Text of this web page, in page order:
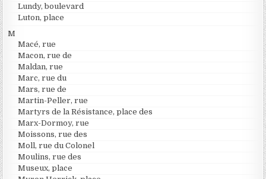
Lundy, boulevard
Luton, place
M
Macé, rue
Macon, rue de
Maldan, rue
Marc, rue du
Mars, rue de
Martin-Peller, rue
Martyrs de la Résistance, place des
Marx-Dormoy, rue
Moissons, rue des
Moll, rue du Colonel
Moulins, rue des
Museux, place